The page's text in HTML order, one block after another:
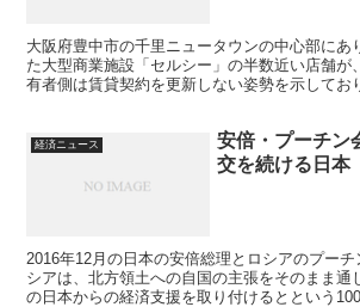
大阪府豊中市の千里ニュータウンの中心部にあ
た大型商業施設「セルシー」の半数近い店舗が
有者側は賃貸契約を更新しない姿勢を示してお
経済ニュース
安倍・プーチン
交を続ける日本
2016年12月の日本の安倍総理とロシアのプー
シアは、北方領土への自国の主張をそのまま通
の日本からの経済支援を取り付けるとという